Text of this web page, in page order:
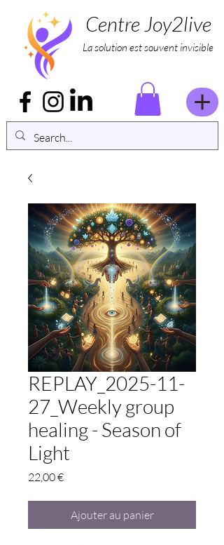
Centre Joy2live
La solution est souvent invisible
REPLAY_2025-11-
27_Weekly group
healing - Season of
Light
22,00 €Prix
Ajouter au panier